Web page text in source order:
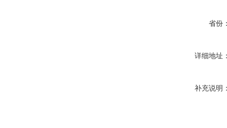
省份
详细地址
补充说明